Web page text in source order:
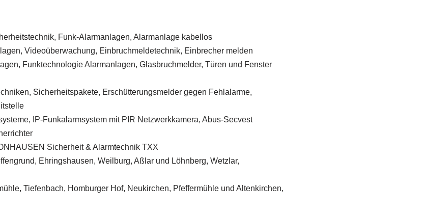
Funk-Alarmanlagen, Alarmanlage kabellos
Videoüberwachung, Einbruchmeldetechnik, Einbrecher melden
Funktechnologie Alarmanlagen, Glasbruchmelder, Türen und Fenster
Sicherheitspakete, Erschütterungsmelder gegen Fehlalarme,
IP-Funkalarmsystem mit PIR Netzwerkkamera, Abus-Secvest
Sicherheit & Alarmtechnik TXX
Ehringshausen, Weilburg, Aßlar und Löhnberg, Wetzlar,
Tiefenbach, Homburger Hof, Neukirchen, Pfeffermühle und Altenkirchen,